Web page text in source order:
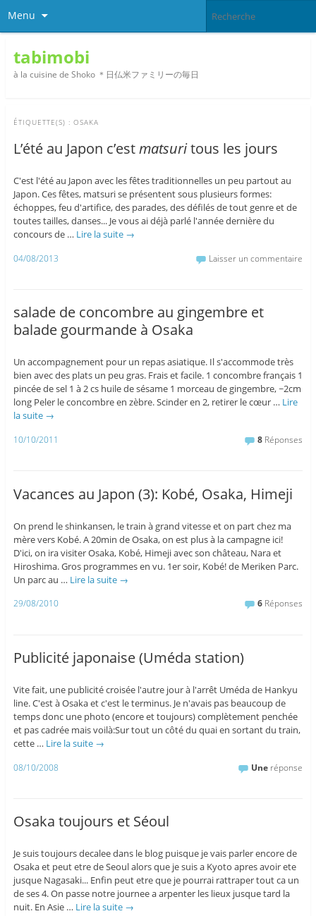
Menu
tabimobi
à la cuisine de Shoko ＊日仏米ファミリーの毎日
ÉTIQUETTE(S) : OSAKA
L’été au Japon c’estmatsuritous les jours
C'est l'été au Japon avec les fêtes traditionnelles un peu partout au
Japon. Ces fêtes, matsuri se présentent sous plusieurs formes:
échoppes, feu d'artifice, des parades, des défilés de tout genre et de
toutes tailles, danses... Je vous ai déjà parlé l'année dernière du
concours de … Lire la suite →
04/08/2013 Laisser un commentaire
salade de concombre au gingembre et
balade gourmande à Osaka
Un accompagnement pour un repas asiatique. Il s'accommode très
bien avec des plats un peu gras. Frais et facile. 1 concombre français 1
pincée de sel 1 à 2 cs huile de sésame 1 morceau de gingembre, ~2cm
long Peler le concombre en zèbre. Scinder en 2, retirer le cœur … Lire
la suite →
10/10/2011 8 Réponses
Vacances au Japon (3): Kobé, Osaka, Himeji
On prend le shinkansen, le train à grand vitesse et on part chez ma
mère vers Kobé. A 20min de Osaka, on est plus à la campagne ici!
D'ici, on ira visiter Osaka, Kobé, Himeji avec son château, Nara et
Hiroshima. Gros programmes en vu. 1er soir, Kobé! de Meriken Parc.
Un parc au … Lire la suite →
29/08/2010 6 Réponses
Publicité japonaise (Uméda station)
Vite fait, une publicité croisée l'autre jour à l'arrêt Uméda de Hankyu
line. C'est à Osaka et c'est le terminus. Je n'avais pas beaucoup de
temps donc une photo (encore et toujours) complètement penchée
et pas cadrée mais voilà:Sur tout un côté du quai en sortant du train,
cette … Lire la suite →
08/10/2008 Une réponse
Osaka toujours et Séoul
Je suis toujours decalee dans le blog puisque je vais parler encore de
Osaka et peut etre de Seoul alors que je suis a Kyoto apres avoir ete
jusque Nagasaki... Enfin peut etre que je pourrai rattraper tout ca un
de ses 4. On passe notre journee a arpenter les lieux jusque tard la
nuit. En Asie … Lire la suite →